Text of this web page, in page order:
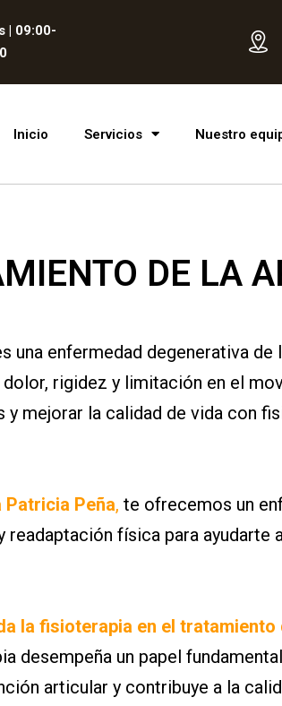
| 09:00-
Inicio Servicios Nuestro
DE LA
una enfermedad degenerativa
rigidez y limitación en el
y mejorar la calidad de vida con
Patricia Peña, te ofrecemos un
readaptación física para ayudarte
la fisioterapia en el
desempeña un papel
articular y contribuye a la